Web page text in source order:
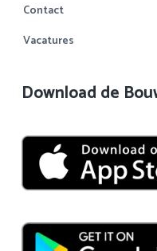
Contact
Vacatures
Download de